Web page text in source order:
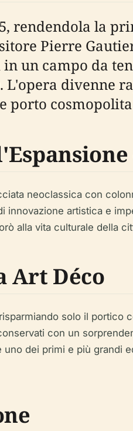
rendendola la
Pierre
un campo da
divenne
porto
neoclassica con
artistica e
alla vita culturale della
Art Déco
solo il portico
con un
dei primi e più grandi